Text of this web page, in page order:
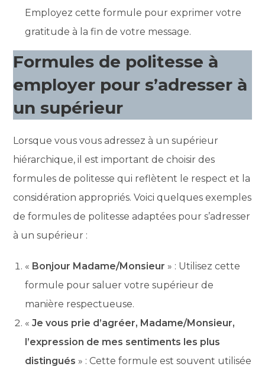
Employez cette formule pour exprimer votre
gratitude à la fin de votre message.
Formules de politesse à
employer pour s’adresser à
un supérieur
Lorsque vous vous adressez à un supérieur
hiérarchique, il est important de choisir des
formules de politesse qui reflètent le respect et la
considération appropriés. Voici quelques exemples
de formules de politesse adaptées pour s’adresser
à un supérieur :
« Bonjour Madame/Monsieur » : Utilisez cette
formule pour saluer votre supérieur de
manière respectueuse.
«Je vous prie d’agréer, Madame/Monsieur,
l’expression de mes sentiments les plus
distingués » : Cette formule est souvent utilisée